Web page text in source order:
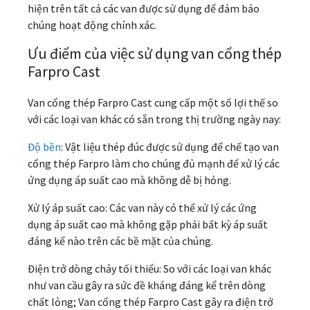
hiện trên tất cả các van được sử dụng để đảm bảo
chúng hoạt động chính xác.
Ưu điểm của việc sử dụng van cổng thép
Farpro Cast
Van cổng thép Farpro Cast cung cấp một số lợi thế so
với các loại van khác có sẵn trong thị trường ngày nay:
Độ bền: Vật liệu thép đúc được sử dụng để chế tạo van
cổng thép Farpro làm cho chúng đủ mạnh để xử lý các
ứng dụng áp suất cao mà không dễ bị hỏng.
Xử lý áp suất cao: Các van này có thể xử lý các ứng
dụng áp suất cao mà không gặp phải bất kỳ áp suất
đáng kể nào trên các bề mặt của chúng.
Điện trở dòng chảy tối thiểu: So với các loại van khác
như van cầu gây ra sức đề kháng đáng kể trên dòng
chất lỏng; Van cổng thép Farpro Cast gây ra điện trở